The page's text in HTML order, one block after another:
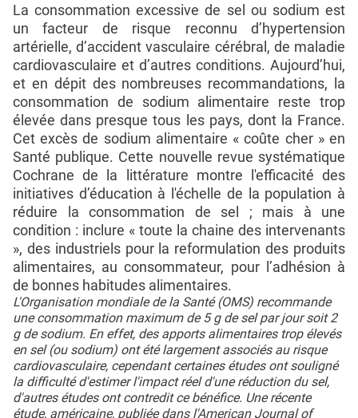
La consommation excessive de sel ou sodium est
un facteur de risque reconnu d’hypertension
artérielle, d’accident vasculaire cérébral, de maladie
cardiovasculaire et d’autres conditions. Aujourd’hui,
et en dépit des nombreuses recommandations, la
consommation de sodium alimentaire reste trop
élevée dans presque tous les pays, dont la France.
Cet excès de sodium alimentaire « coûte cher » en
Santé publique. Cette nouvelle revue systématique
Cochrane de la littérature montre l'efficacité des
initiatives d’éducation à l'échelle de la population à
réduire la consommation de sel ; mais à une
condition : inclure « toute la chaine des intervenants
», des industriels pour la reformulation des produits
alimentaires, au consommateur, pour l’adhésion à
de bonnes habitudes alimentaires.
L'Organisation mondiale de la Santé (OMS) recommande
une consommation maximum de 5 g de sel par jour soit 2
g de sodium. En effet, des apports alimentaires trop élevés
en sel (ou sodium) ont été largement associés au risque
cardiovasculaire, cependant certaines études ont souligné
la difficulté d'estimer l'impact réel d'une réduction du sel,
d'autres études ont contredit ce bénéfice. Une récente
étude, américaine, publiée dans l'American Journal of